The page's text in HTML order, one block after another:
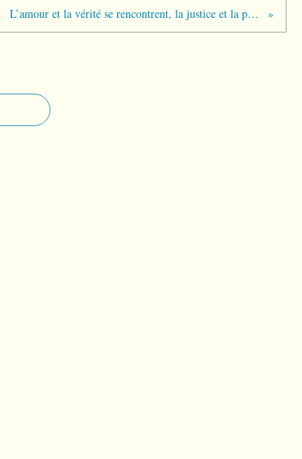
L’amour et la vérité se rencontrent, la justice et la paix s’embrassent